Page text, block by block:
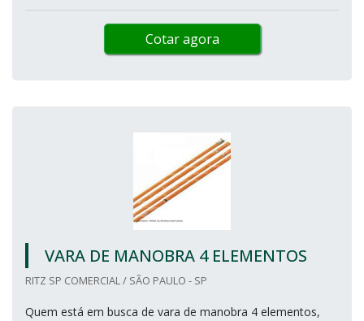
Cotar agora
VARA DE MANOBRA 4 ELEMENTOS
RITZ SP COMERCIAL / SÃO PAULO - SP
Quem está em busca de vara de manobra 4 elementos,